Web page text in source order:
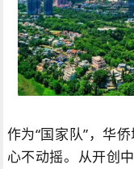
作为“国家队”，华
心不动摇。从开创